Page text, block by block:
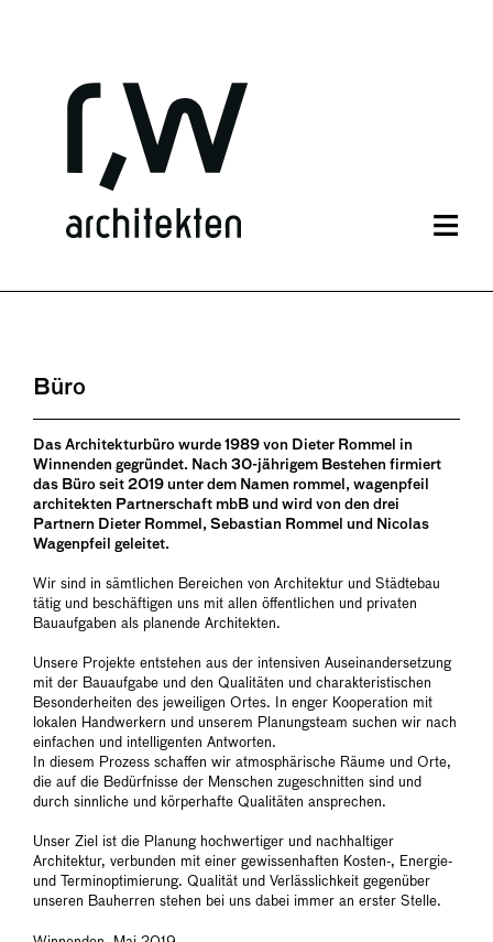
≡
Büro
Das Architekturbüro wurde 1989 von Dieter Rommel in
Winnenden gegründet. Nach 30-jährigem Bestehen firmiert
das Büro seit 2019 unter dem Namen rommel, wagenpfeil
architekten Partnerschaft mbB und wird von den drei
Partnern Dieter Rommel, Sebastian Rommel und Nicolas
Wagenpfeil geleitet.
Wir sind in sämtlichen Bereichen von Architektur und Städtebau
tätig und beschäftigen uns mit allen öffentlichen und privaten
Bauaufgaben als planende Architekten.
Unsere Projekte entstehen aus der intensiven Auseinandersetzung
mit der Bauaufgabe und den Qualitäten und charakteristischen
Besonderheiten des jeweiligen Ortes. In enger Kooperation mit
lokalen Handwerkern und unserem Planungsteam suchen wir nach
einfachen und intelligenten Antworten.
In diesem Prozess schaffen wir atmosphärische Räume und Orte,
die auf die Bedürfnisse der Menschen zugeschnitten sind und
durch sinnliche und körperhafte Qualitäten ansprechen.
Unser Ziel ist die Planung hochwertiger und nachhaltiger
Architektur, verbunden mit einer gewissenhaften Kosten-, Energie-
und Terminoptimierung. Qualität und Verlässlichkeit gegenüber
unseren Bauherren stehen bei uns dabei immer an erster Stelle.